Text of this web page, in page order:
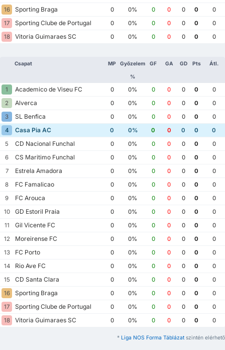
16
Sporting Braga 0 0% 0 0 0 0
0
17
Sporting Clube de Portugal 0 0% 0 0 0 0
0
18
Vitoria Guimaraes SC 0 0% 0 0 0 0 0
Csapat MP Győzelem
%
GF GA GD Pts Átl.
1 Academico de Viseu FC 0 0% 0 0 0 0
0
2
Alverca 0 0% 0 0 0 0
0
3
SL Benfica 0 0% 0 0 0 0
0
4
Casa Pia AC 0 0% 0 0 0 0
0
5
CD Nacional Funchal 0 0% 0 0 0 0
0
6
CS Maritimo Funchal 0 0% 0 0 0 0
0
7
Estrela Amadora 0 0% 0 0 0 0
0
8
FC Famalicao 0 0% 0 0 0 0
0
9
FC Arouca 0 0% 0 0 0 0
0
10
GD Estoril Praia 0 0% 0 0 0 0
0
11
Gil Vicente FC 0 0% 0 0 0 0
0
12
Moreirense FC 0 0% 0 0 0 0
0
13
FC Porto 0 0% 0 0 0 0
0
14
Rio Ave FC 0 0% 0 0 0 0
0
15
CD Santa Clara 0 0% 0 0 0 0
0
16
Sporting Braga 0 0% 0 0 0 0
0
17
Sporting Clube de Portugal 0 0% 0 0 0 0
0
18
Vitoria Guimaraes SC 0 0% 0 0 0 0 0
* Liga NOS Forma Táblázat szintén elérhető